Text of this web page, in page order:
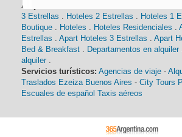
Alojamiento:
Hoteles
3 Estrellas . Hoteles 2 Estrellas . Hoteles 1
Boutique . Hoteles . Hoteles Residenciales .
Estrellas . Apart Hoteles 3 Estrellas . Apart
Bed & Breakfast . Departamentos en alquiler
alquiler .
Servicios turísticos: Agencias de viaje -
Traslados Ezeiza Buenos Aires - City Tours
Escuales de español Taxis aéreos